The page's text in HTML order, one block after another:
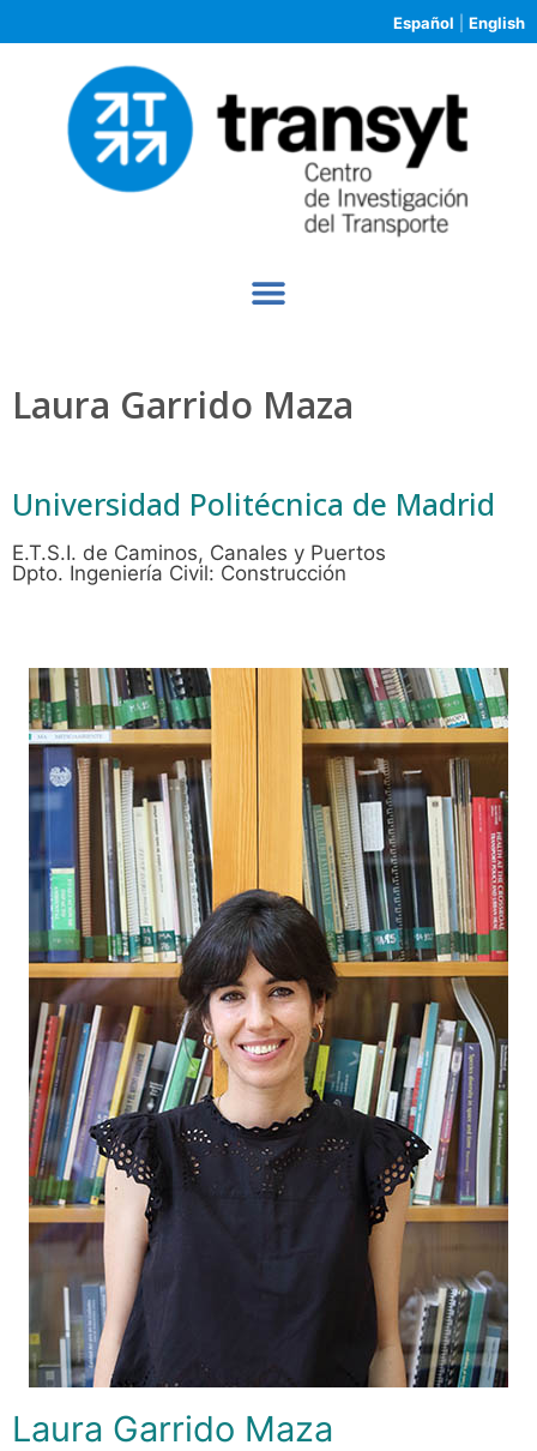
Español English
Laura Garrido Maza
Universidad Politécnica de Madrid
E.T.S.I. de Caminos, Canales y Puertos
Dpto. Ingeniería Civil: Construcción
Laura Garrido Maza